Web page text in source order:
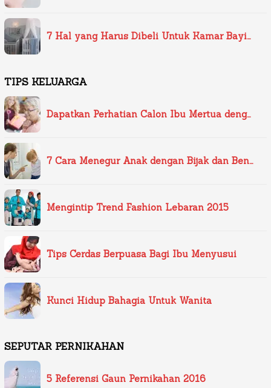
7 Hal yang Harus Dibeli Untuk Kamar Bayi…
TIPS KELUARGA
Dapatkan Perhatian Calon Ibu Mertua deng…
7 Cara Menegur Anak dengan Bijak dan Ben…
Mengintip Trend Fashion Lebaran 2015
Tips Cerdas Berpuasa Bagi Ibu Menyusui
Kunci Hidup Bahagia Untuk Wanita
SEPUTAR PERNIKAHAN
5 Referensi Gaun Pernikahan 2016